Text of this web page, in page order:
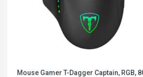
Mouse Gamer T-Dagger Captain, RGB,